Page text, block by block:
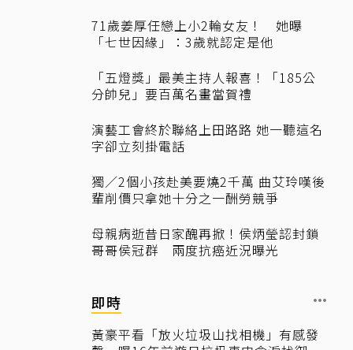
71歲姜厚任戀上小2輪女友！ 她曝
「七世因緣」：3歲就認定是他
「五燈獎」最美主持人報喜！「185公
分帥兒」要百萬名畫當賀禮
演藝工會終於聯絡上田路路 她一聽這名
字卻立刻掛電話
獨／2個小孩赴美要燒2千萬 曲艾玲嘆後
輩削價只拿她十分之一酬勞競爭
母親病逝昔日家醜再掀！侯炳瑩認封鎖
哥哥侯冠群 兩度抗癌近況曝光
即時
黃豪平看「放火垃圾山找相機」有感發